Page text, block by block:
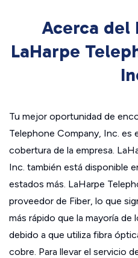
Acerca del
LaHarpe
Tu mejor oportunidad de
Telephone Company, Inc. es
cobertura de la empresa.
Inc. también está disponible
estados más. LaHarpe
proveedor de Fiber, lo que
más rápido que la mayoría
debido a que utiliza fibra
cobre. Para llevar el servicio